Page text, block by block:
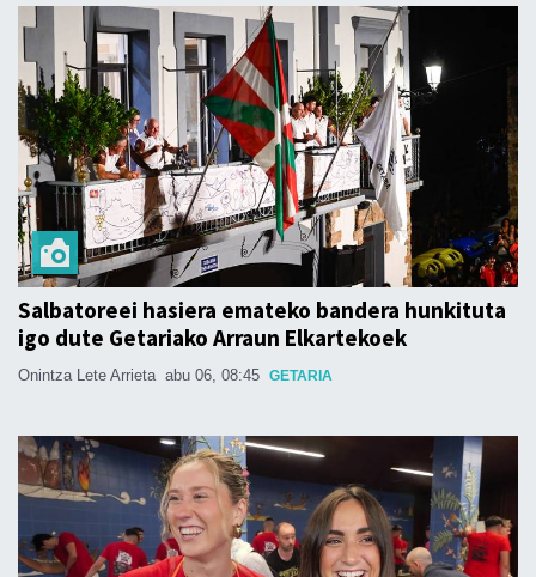
Salbatoreei hasiera emateko bandera hunkituta
igo dute Getariako Arraun Elkartekoek
Onintza Lete Arrieta abu 06, 08:45 GETARIA